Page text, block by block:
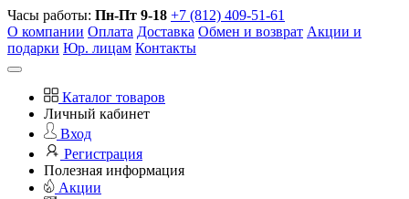
Часы работы: Пн-Пт 9-18 +7 (812) 409-51-61
О компании Оплата Доставка Обмен и возврат Акции и
подарки Юр. лицам Контакты
Каталог товаров
Личный кабинет
Вход
Регистрация
Полезная информация
Акции